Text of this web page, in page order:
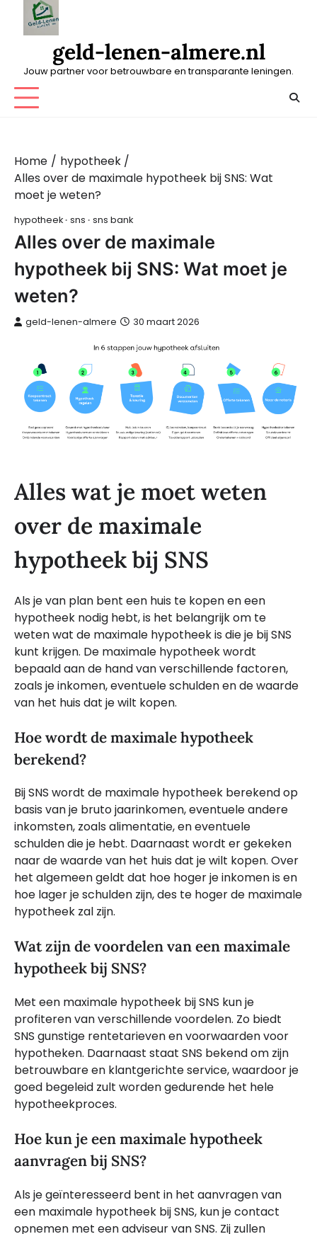
geld-lenen-almere.nl
Jouw partner voor betrouwbare en transparante leningen.
Home
hypotheek
Alles over de maximale hypotheek bij SNS: Wat
moet je weten?
hypotheek sns sns bank
Alles over de maximale
hypotheek bij SNS: Wat moet je
weten?
geld-lenen-almere 30 maart 2026
Alles wat je moet weten
over de maximale
hypotheek bij SNS
Als je van plan bent een huis te kopen en een
hypotheek nodig hebt, is het belangrijk om te
weten wat de maximale hypotheek is die je bij SNS
kunt krijgen. De maximale hypotheek wordt
bepaald aan de hand van verschillende factoren,
zoals je inkomen, eventuele schulden en de waarde
van het huis dat je wilt kopen.
Hoe wordt de maximale hypotheek
berekend?
Bij SNS wordt de maximale hypotheek berekend op
basis van je bruto jaarinkomen, eventuele andere
inkomsten, zoals alimentatie, en eventuele
schulden die je hebt. Daarnaast wordt er gekeken
naar de waarde van het huis dat je wilt kopen. Over
het algemeen geldt dat hoe hoger je inkomen is en
hoe lager je schulden zijn, des te hoger de maximale
hypotheek zal zijn.
Wat zijn de voordelen van een maximale
hypotheek bij SNS?
Met een maximale hypotheek bij SNS kun je
profiteren van verschillende voordelen. Zo biedt
SNS gunstige rentetarieven en voorwaarden voor
hypotheken. Daarnaast staat SNS bekend om zijn
betrouwbare en klantgerichte service, waardoor je
goed begeleid zult worden gedurende het hele
hypotheekproces.
Hoe kun je een maximale hypotheek
aanvragen bij SNS?
Als je geïnteresseerd bent in het aanvragen van
een maximale hypotheek bij SNS, kun je contact
opnemen met een adviseur van SNS. Zij zullen